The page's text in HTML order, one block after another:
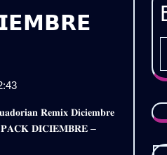
𝐃𝐈𝐂𝐈𝐄𝐌𝐁𝐑𝐄 –